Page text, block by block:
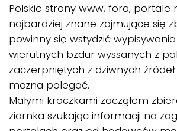
Polskie strony www, fora, portale
najbardziej znane zajmujące się
powinny się wstydzić
wierutnych bzdur wyssanych z
zaczerpniętych z dziwnych
można polegać.
Małymi kroczkami zacząłem
ziarnka szukając informacji na